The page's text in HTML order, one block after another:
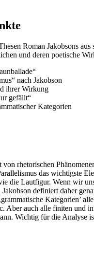
Roman Jakobsons
und deren poetische
nach Jakobson
ihrer Wirkung
gefällt“
Kategorien
von rhetorischen
das wichtigste
die Lautfigur. Wenn wir
definiert daher
Kategorien’
Aber auch alle finiten
Wichtig für die